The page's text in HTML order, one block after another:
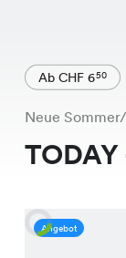
Ab CHF 650
Neue
Angebot